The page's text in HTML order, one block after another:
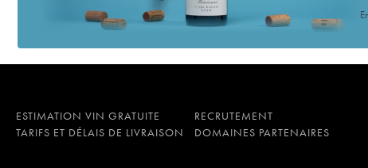
ESTIMATION VIN GRATUITE RECRUTEMENT
TARIFS ET DÉLAIS DE LIVRAISON
DOMAINES PARTENAIRES